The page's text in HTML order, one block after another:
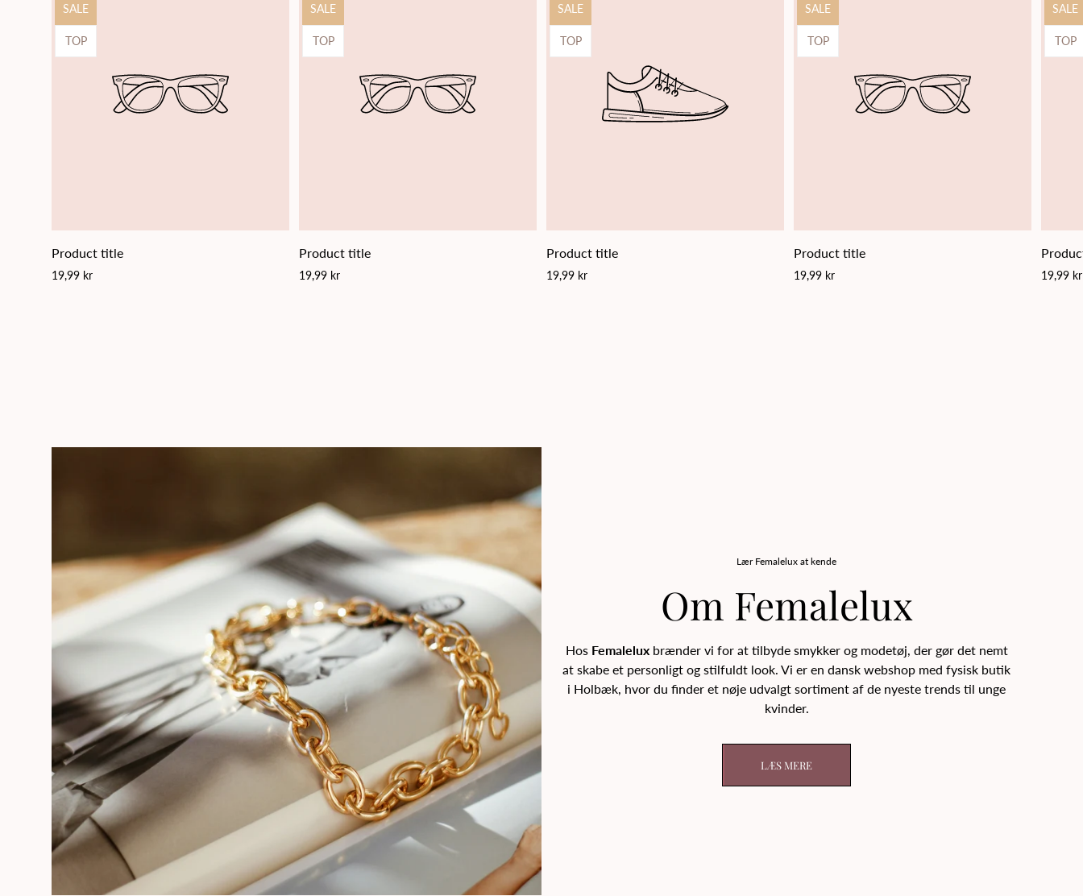
Product
SALE
Product
TOP
Product title
Regular
19,99 kr
Product
SALE
Product
TOP
Product title
Regular
19,99 kr
Product
SALE
Product
TOP
Product title
Regular
19,99 kr
Product
SALE
Product
TOP
Product title
Regular
19,99 kr
SALE
TOP
Regular
19,99 kr
Lær Femalelux at kende
Om Femalelux
Hos Femaleluxbrænder vi for at tilbyde smykker og modetøj, der gør det nemt
at skabe et personligt og stilfuldt look. Vi er en dansk webshop med fysisk butik
i Holbæk, hvor du finder et nøje udvalgt sortiment af de nyeste trends til unge
kvinder.
LÆS MERE